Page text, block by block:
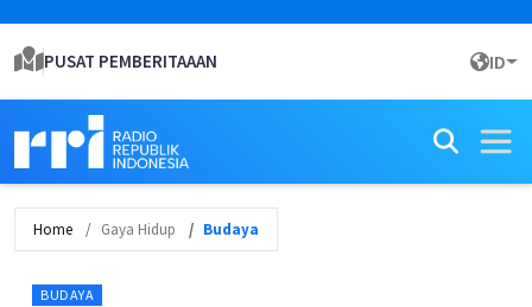
PUSAT PEMBERITAAAN ID
Home Gaya Hidup Budaya
BUDAYA